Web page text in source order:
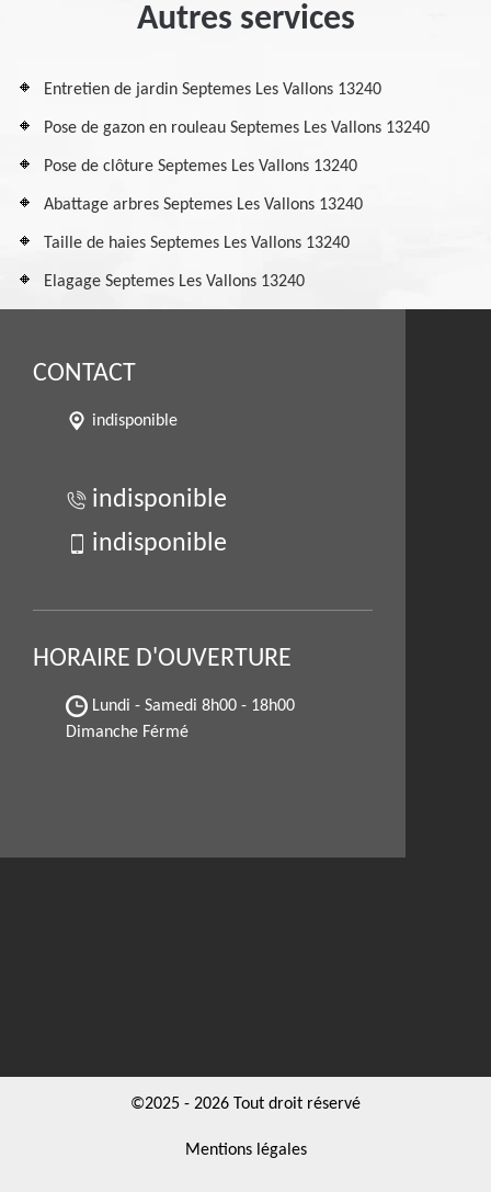
Autres services
Entretien de jardin Septemes Les Vallons 13240
Pose de gazon en rouleau Septemes Les Vallons 13240
Pose de clôture Septemes Les Vallons 13240
Abattage arbres Septemes Les Vallons 13240
Taille de haies Septemes Les Vallons 13240
Elagage Septemes Les Vallons 13240
CONTACT
indisponible
indisponible
indisponible
HORAIRE D'OUVERTURE
Lundi - Samedi 8h00 - 18h00
Dimanche Férmé
©2025 - 2026 Tout droit réservé
Mentions légales